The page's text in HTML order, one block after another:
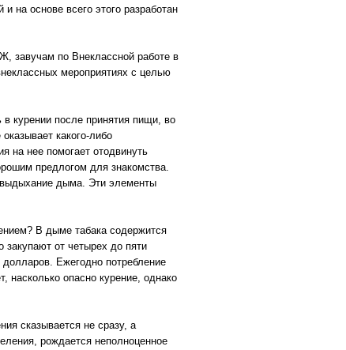
на основе всего этого разработан
завучам по Внеклассной работе в
мероприятиях с целью
курении после принятия пищи, во
какого-либо
на нее помогает отодвинуть
предлогом для знакомства.
выдыхание дыма. Эти элементы
В дыме табака содержится
от четырех до пяти
Ежегодно потребление
насколько опасно курение, однако
сказывается не сразу, а
рождается неполноценное